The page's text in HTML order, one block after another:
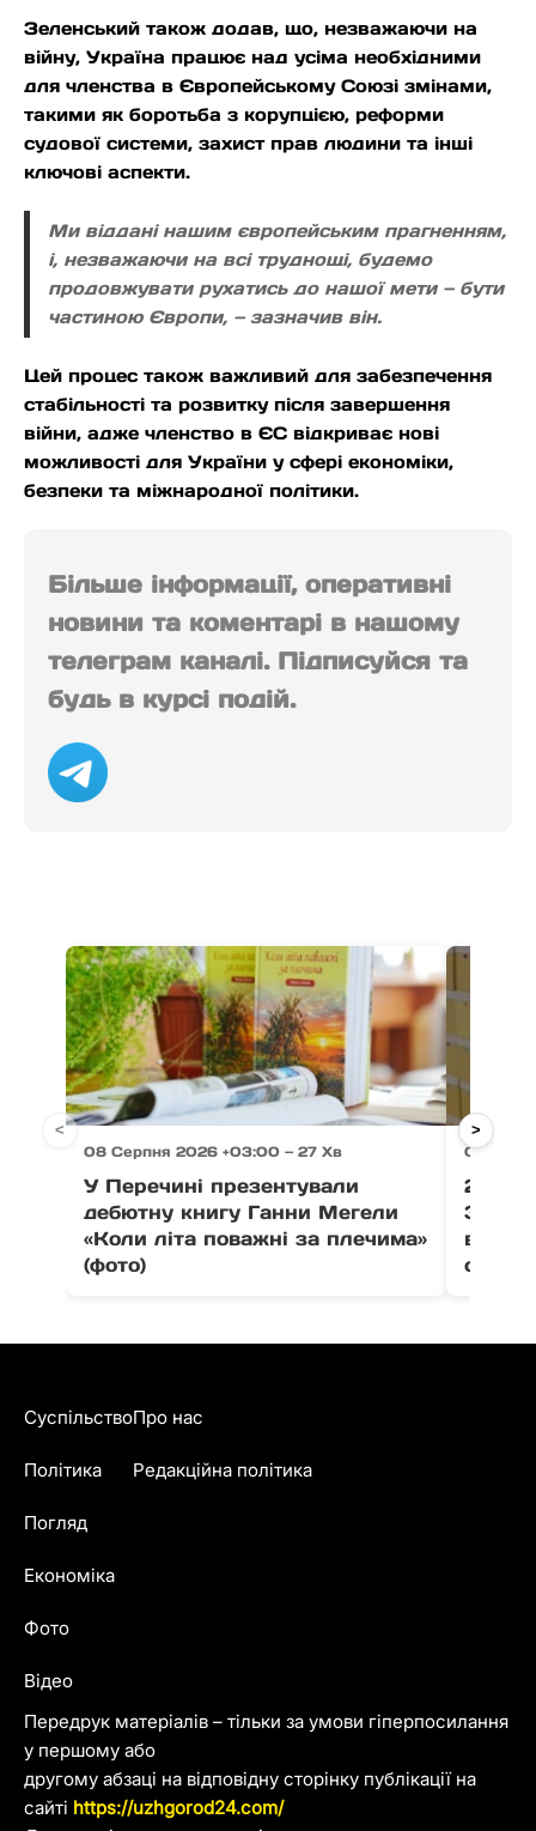
Зеленський також додав, що, незважаючи на
війну, Україна працює над усіма необхідними
для членства в Європейському Союзі змінами,
такими як боротьба з корупцією, реформи
судової системи, захист прав людини та інші
ключові аспекти.
Ми віддані нашим європейським прагненням,
і, незважаючи на всі труднощі, будемо
продовжувати рухатись до нашої мети — бути
частиною Європи, — зазначив він.
Цей процес також важливий для забезпечення
стабільності та розвитку після завершення
війни, адже членство в ЄС відкриває нові
можливості для України у сфері економіки,
безпеки та міжнародної політики.
Більше інформації, оперативні
новини та коментарі в нашому
телеграм каналі. Підписуйся та
будь в курсі подій.
08 Серпня 2026 +03:00 — 27 Хв
У Перечині презентували
дебютну книгу Ганни Мегели
«Коли літа поважні за плечима»
(фото)
08
21
< >
Передрук матеріалів – тільки за умови гіперпосилання
у першому або
другому абзаці на відповідну сторінку публікації на
сайті https://uzhgorod24.com/
Суспільство
Політика
Погляд
Економіка
Фото
Відео
Про нас
Редакційна політика